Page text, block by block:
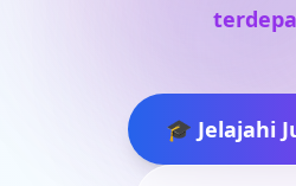
🎓 Jelajahi